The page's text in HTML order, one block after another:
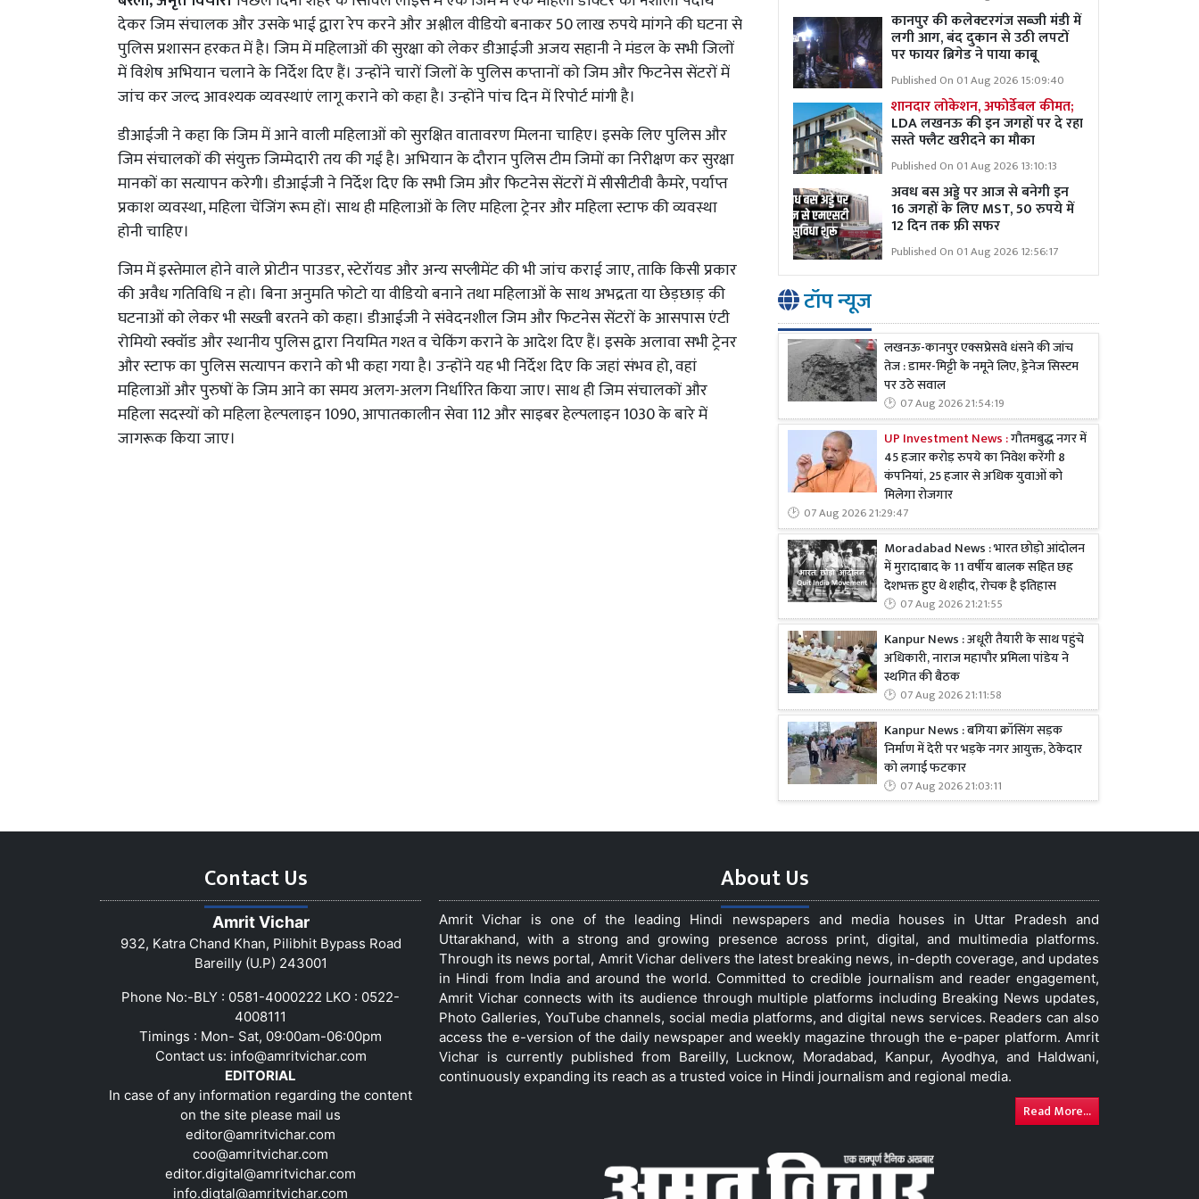
देकर जिम संचालक और उसके भाई द्वारा रेप करने और अश्लील वीडियो बनाकर 50 लाख रुपये मांगने की घटना से
पुलिस प्रशासन हरकत में है। जिम में महिलाओं की सुरक्षा को लेकर डीआईजी अजय सहानी ने मंडल के सभी जिलों
में विशेष अभियान चलाने के निर्देश दिए हैं। उन्होंने चारों जिलों के पुलिस कप्तानों को जिम और फिटनेस सेंटरों में
जांच कर जल्द आवश्यक व्यवस्थाएं लागू कराने को कहा है। उन्होंने पांच दिन में रिपोर्ट मांगी है।
डीआईजी ने कहा कि जिम में आने वाली महिलाओं को सुरक्षित वातावरण मिलना चाहिए। इसके लिए पुलिस और
जिम संचालकों की संयुक्त जिम्मेदारी तय की गई है। अभियान के दौरान पुलिस टीम जिमों का निरीक्षण कर सुरक्षा
मानकों का सत्यापन करेगी। डीआईजी ने निर्देश दिए कि सभी जिम और फिटनेस सेंटरों में सीसीटीवी कैमरे, पर्याप्त
प्रकाश व्यवस्था, महिला चेंजिंग रूम हों। साथ ही महिलाओं के लिए महिला ट्रेनर और महिला स्टाफ की व्यवस्था
होनी चाहिए।
जिम में इस्तेमाल होने वाले प्रोटीन पाउडर, स्टेरॉयड और अन्य सप्लीमेंट की भी जांच कराई जाए, ताकि किसी प्रकार
की अवैध गतिविधि न हो। बिना अनुमति फोटो या वीडियो बनाने तथा महिलाओं के साथ अभद्रता या छेड़छाड़ की
घटनाओं को लेकर भी सख्ती बरतने को कहा। डीआईजी ने संवेदनशील जिम और फिटनेस सेंटरों के आसपास एंटी
रोमियो स्क्वॉड और स्थानीय पुलिस द्वारा नियमित गश्त व चेकिंग कराने के आदेश दिए हैं। इसके अलावा सभी ट्रेनर
और स्टाफ का पुलिस सत्यापन कराने को भी कहा गया है। उन्होंने यह भी निर्देश दिए कि जहां संभव हो, वहां
महिलाओं और पुरुषों के जिम आने का समय अलग-अलग निर्धारित किया जाए। साथ ही जिम संचालकों और
महिला सदस्यों को महिला हेल्पलाइन 1090, आपातकालीन सेवा 112 और साइबर हेल्पलाइन 1030 के बारे में
जागरूक किया जाए।
कानपुर की कलेक्टरगंज सब्जी मंडी में
लगी आग, बंद दुकान से उठी लपटों
पर फायर ब्रिगेड ने पाया काबू
Published On 01 Aug 2026 15:09:40
शानदार लोकेशन, अफोर्डेबल कीमत;
LDA लखनऊ की इन जगहों पर दे रहा
सस्ते फ्लैट खरीदने का मौका
Published On 01 Aug 2026 13:10:13
अवध बस अड्डे पर आज से बनेगी इन
16 जगहों के लिए MST, 50 रुपये में
12 दिन तक फ्री सफर
Published On 01 Aug 2026 12:56:17
टॉप न्यूज
लखनऊ-कानपुर एक्सप्रेसवे धंसने की जांच
तेज : डामर-मिट्टी के नमूने लिए, ड्रेनेज सिस्टम
पर उठे सवाल
07 Aug 2026 21:54:19
UP Investment News :गौतमबुद्ध नगर में
45 हजार करोड़ रुपये का निवेश करेंगी 8
कंपनियां, 25 हजार से अधिक युवाओं को
मिलेगा रोजगार
07 Aug 2026 21:29:47
Moradabad News : भारत छोड़ो आंदोलन
में मुरादाबाद के 11 वर्षीय बालक सहित छह
देशभक्त हुए थे शहीद, रोचक है इतिहास
07 Aug 2026 21:21:55
Kanpur News : अधूरी तैयारी के साथ पहुंचे
अधिकारी, नाराज महापौर प्रमिला पांडेय ने
स्थगित की बैठक
07 Aug 2026 21:11:58
Kanpur News : बगिया क्रॉसिंग सड़क
निर्माण में देरी पर भड़के नगर आयुक्त, ठेकेदार
को लगाई फटकार
07 Aug 2026 21:03:11
Contact Us
Amrit Vichar
932, Katra Chand Khan, Pilibhit Bypass Road
Bareilly (U.P) 243001
Phone No:-BLY : 0581-4000222 LKO : 0522-
4008111
Timings : Mon- Sat, 09:00am-06:00pm
Contact us: info@amritvichar.com
EDITORIAL
In case of any information regarding the content
on the site please mail us
editor@amritvichar.com
coo@amritvichar.com
editor.digital@amritvichar.com
info.digtal@amritvichar.com
About Us
Amrit Vichar is one of the leading Hindi newspapers and media houses in Uttar Pradesh and
Uttarakhand, with a strong and growing presence across print, digital, and multimedia platforms.
Through its news portal, Amrit Vichar delivers the latest breaking news, in-depth coverage, and updates
in Hindi from India and around the world. Committed to credible journalism and reader engagement,
Amrit Vichar connects with its audience through multiple platforms including Breaking News updates,
Photo Galleries, YouTube channels, social media platforms, and digital news services. Readers can also
access the e-version of the daily newspaper and weekly magazine through the e-paper platform. Amrit
Vichar is currently published from Bareilly, Lucknow, Moradabad, Kanpur, Ayodhya, and Haldwani,
continuously expanding its reach as a trusted voice in Hindi journalism and regional media.
Read More...